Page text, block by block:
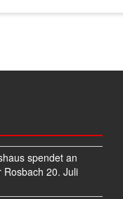
spendet an
Rosbach 20. Juli